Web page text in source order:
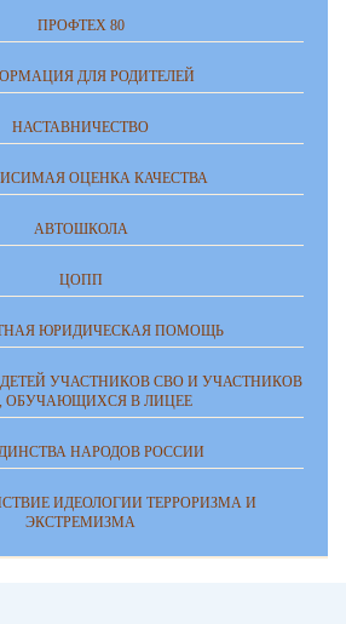
ПРОФТЕХ 80
ДЛЯ РОДИТЕЛЕЙ
НАСТАВНИЧЕСТВО
ОЦЕНКА КАЧЕСТВА
АВТОШКОЛА
ЦОПП
ЮРИДИЧЕСКАЯ ПОМОЩЬ
УЧАСТНИКОВ СВО И УЧАСТНИКОВ
ОБУЧАЮЩИХСЯ В ЛИЦЕЕ
НАРОДОВ РОССИИ
ИДЕОЛОГИИ ТЕРРОРИЗМА И
ЭКСТРЕМИЗМА